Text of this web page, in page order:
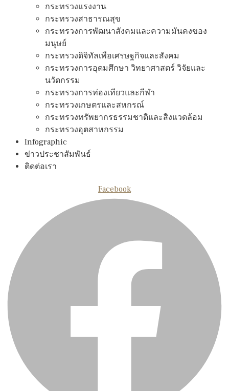
กระทรวงแรงงาน
กระทรวงสาธารณสุข
กระทรวงการพัฒนาสังคมและความมันคงของ
มนุษย์
กระทรวงดิจิทัลเพือเศรษฐกิจและสังคม
กระทรวงการอุดมศึกษา วิทยาศาสตร์ วิจัยและ
นวัตกรรม
กระทรวงการท่องเทียวและกีฬา
กระทรวงเกษตรและสหกรณ์
กระทรวงทรัพยากรธรรมชาติและสิงแวดล้อม
กระทรวงอุตสาหกรรม
Infographic
ข่าวประชาสัมพันธ์
ติดต่อเรา
Facebook